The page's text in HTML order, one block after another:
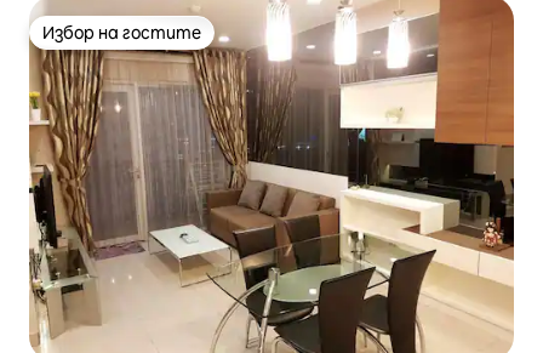
Избор на гостите
Избор на гостите